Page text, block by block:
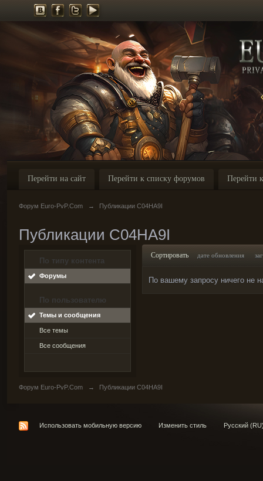
Перейти на сайт Перейти к списку форумов Перейти
Форум Euro-PvP.Com → Публикации C04HA9I
Публикации C04HA9I
По типу контента
Форумы
По пользователю
Темы и сообщения
Все темы
Все сообщения
Сортировать дате обновления
По вашему запросу ничего не
Форум Euro-PvP.Com → Публикации C04HA9I
Использовать мобильную версию Изменить стиль Русский